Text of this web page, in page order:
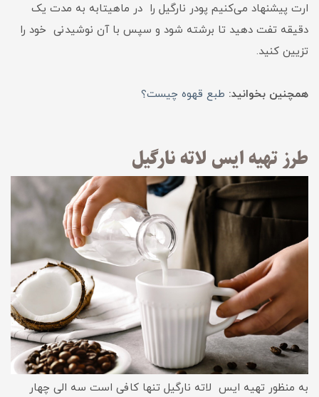
ارت پیشنهاد می‌کنیم پودر نارگیل را در ماهیتابه به مدت یک
دقیقه تفت دهید تا برشته شود و سپس با آن نوشیدنی خود را
تزیین کنید.
همچنین بخوانید: طبع قهوه چیست؟
طرز تهیه ایس لاته نارگیل
به ‌منظور تهیه ایس لاته نارگیل تنها کافی است سه الی چهار